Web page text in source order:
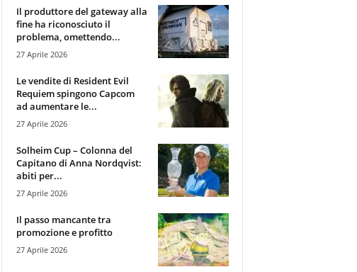
Il produttore del gateway alla
fine ha riconosciuto il
problema, omettendo...
27 Aprile 2026
Le vendite di Resident Evil
Requiem spingono Capcom
ad aumentare le...
27 Aprile 2026
Solheim Cup – Colonna del
Capitano di Anna Nordqvist:
abiti per...
27 Aprile 2026
Il passo mancante tra
promozione e profitto
27 Aprile 2026